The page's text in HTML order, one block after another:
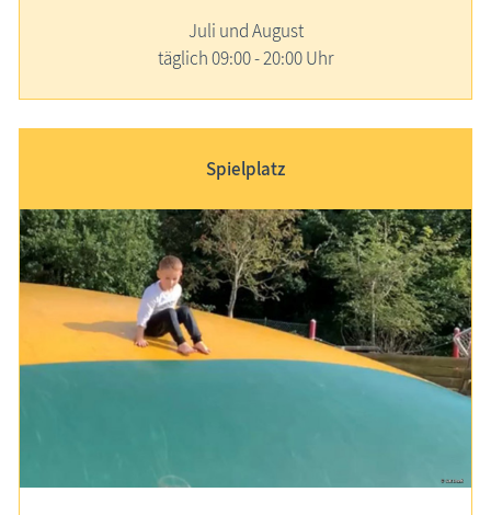
Juli und August
täglich 09:00 - 20:00 Uhr
Spielplatz